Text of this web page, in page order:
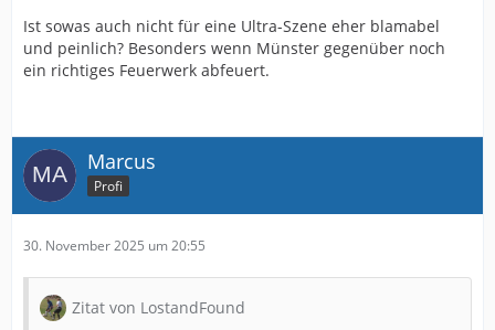
Ist sowas auch nicht für eine Ultra-Szene eher blamabel
und peinlich? Besonders wenn Münster gegenüber noch
ein richtiges Feuerwerk abfeuert.
Marcus
Profi
30. November 2025 um 20:55
Zitat von LostandFound